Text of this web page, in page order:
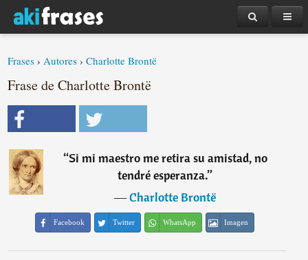
Frases ›Autores ›Charlotte Brontë
Frase de Charlotte Brontë
“Si mi maestro me retira su amistad, no
tendré esperanza.”
―Charlotte Brontë
Facebook Twitter WhatsApp Imagen